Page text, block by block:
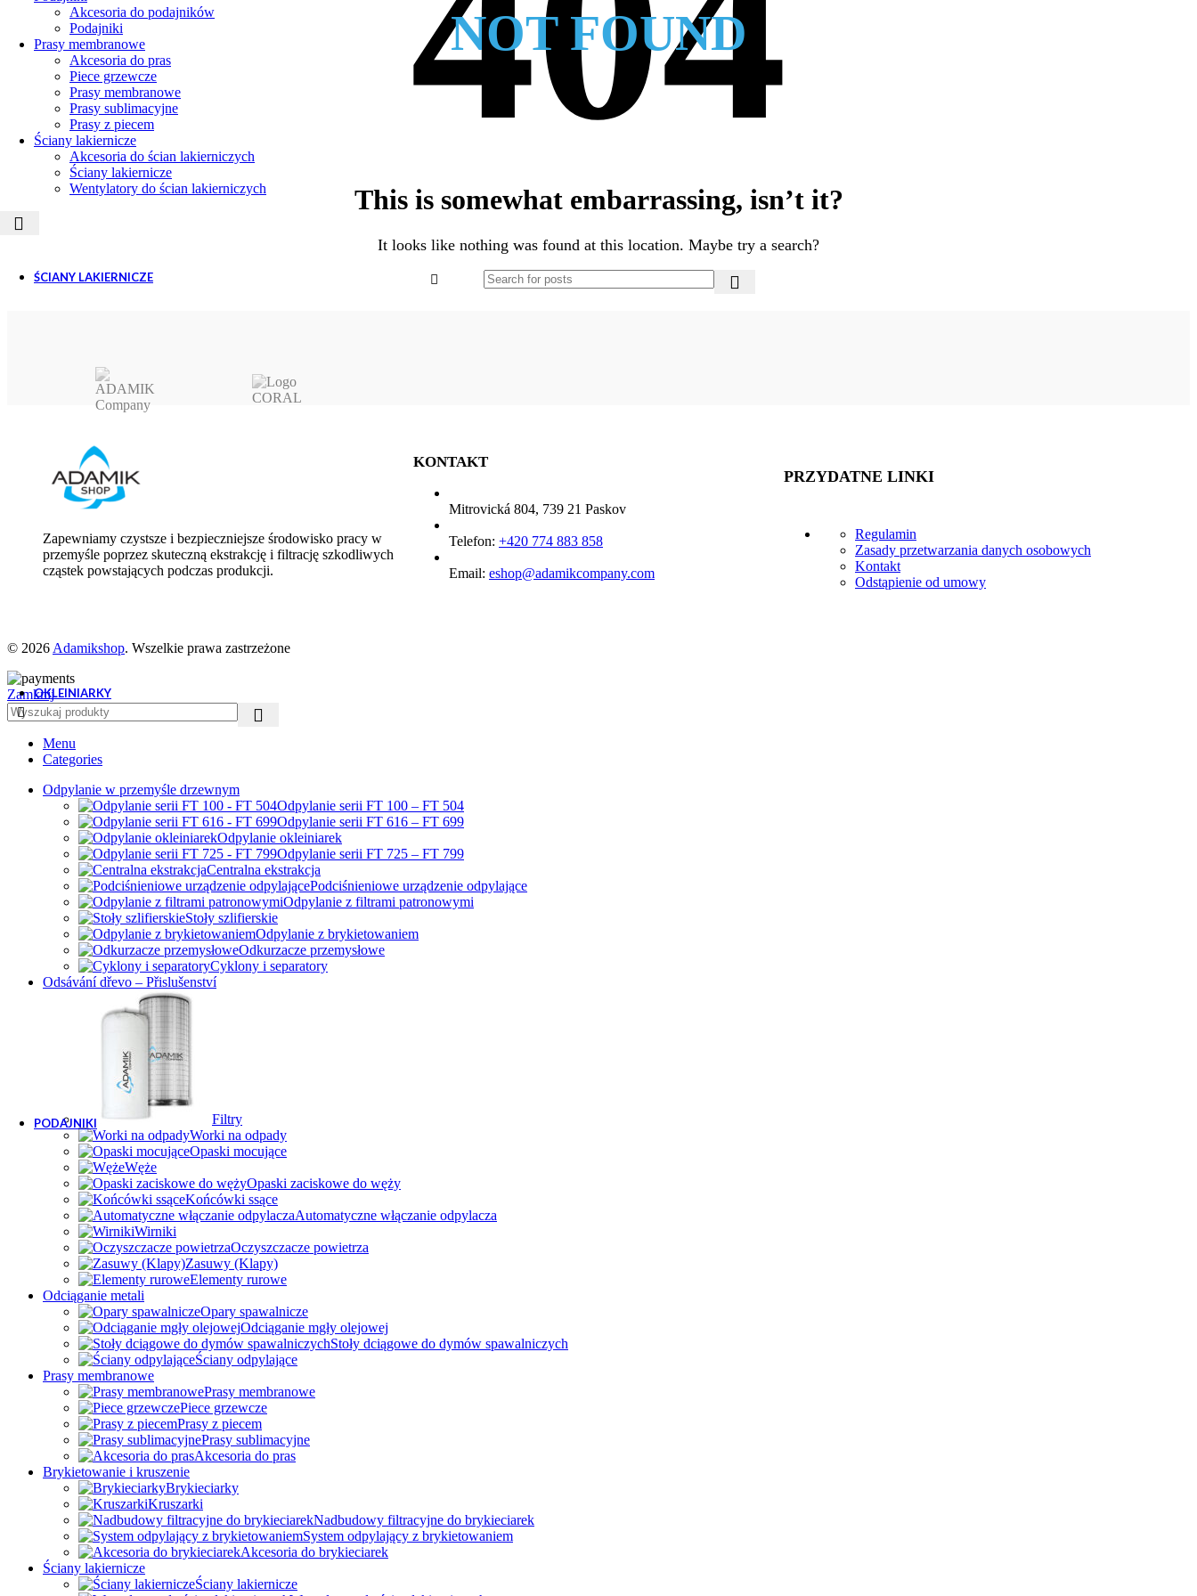
Akcesoria do podajników
Podajniki
Prasy membranowe
Akcesoria do pras
Piece grzewcze
Prasy membranowe
Prasy sublimacyjne
Prasy z piecem
Ściany lakiernicze
Akcesoria do ścian lakierniczych
Ściany lakiernicze
Wentylatory do ścian lakierniczych
ŚCIANY LAKIERNICZE
OKLEINIARKY
Ręczne okleiniarki
PODAJNIKI
Podajniki
NOT FOUND
This is somewhat embarrassing, isn’t it?
It looks like nothing was found at this location. Maybe try a search?
Zapewniamy czystsze i bezpieczniejsze środowisko pracy w
przemyśle poprzez skuteczną ekstrakcję i filtrację szkodliwych
cząstek powstających podczas produkcji.
KONTAKT
Mitrovická 804, 739 21 Paskov
Telefon: +420 774 883 858
Email: eshop@adamikcompany.com
PRZYDATNE LINKI
Regulamin
Zasady przetwarzania danych osobowych
Kontakt
Odstąpienie od umowy
© 2026 Adamikshop. Wszelkie prawa zastrzeżone
Zamknij
Menu
Categories
Odpylanie w przemyśle drzewnym
Odpylanie serii FT 100 – FT 504
Odpylanie serii FT 616 – FT 699
Odpylanie okleiniarek
Odpylanie serii FT 725 – FT 799
Centralna ekstrakcja
Podciśnieniowe urządzenie odpylające
Odpylanie z filtrami patronowymi
Stoły szlifierskie
Odpylanie z brykietowaniem
Odkurzacze przemysłowe
Cyklony i separatory
Odsávání dřevo – Přislušenství
Filtry
Worki na odpady
Opaski mocujące
Węże
Opaski zaciskowe do węży
Końcówki ssące
Automatyczne włączanie odpylacza
Wirniki
Oczyszczacze powietrza
Zasuwy (Klapy)
Elementy rurowe
Odciąganie metali
Opary spawalnicze
Odciąganie mgły olejowej
Stoły dciągowe do dymów spawalniczych
Ściany odpylające
Prasy membranowe
Prasy membranowe
Piece grzewcze
Prasy z piecem
Prasy sublimacyjne
Akcesoria do pras
Brykietowanie i kruszenie
Brykieciarky
Kruszarki
Nadbudowy filtracyjne do brykieciarek
System odpylający z brykietowaniem
Akcesoria do brykieciarek
Ściany lakiernicze
Ściany lakiernicze